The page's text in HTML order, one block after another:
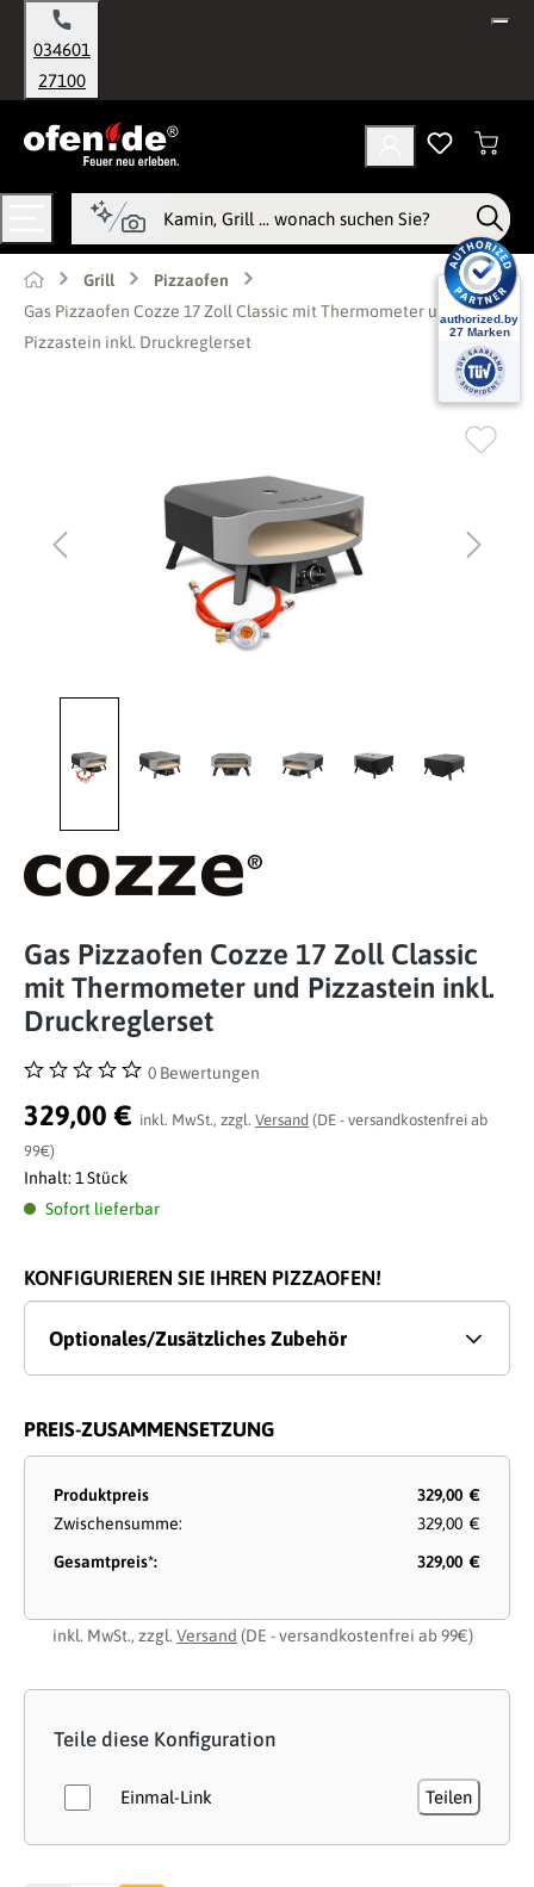
springen
034601
27100
Grill
Pizzaofen
Gas Pizzaofen Cozze 17 Zoll Classic mit Thermometer und
Pizzastein inkl. Druckreglerset
Gas Pizzaofen Cozze 17 Zoll Classic
mit Thermometer und Pizzastein inkl.
Druckreglerset
Durchschnittliche Bewertung von 0 von 5 Sternen
0 Bewertungen
329,00 € inkl. MwSt., zzgl. Versand (DE - versandkostenfrei ab
99€)
Inhalt: 1 Stück
Sofort lieferbar
KONFIGURIEREN SIE IHREN PIZZAOFEN!
Optionales/Zusätzliches Zubehör
PREIS-ZUSAMMENSETZUNG
Produktpreis
329,00 €
Zwischensumme:
329,00 €
Gesamtpreis*:
329,00 €
inkl. MwSt., zzgl. Versand (DE - versandkostenfrei ab 99€)
Teile diese Konfiguration
Einmal-Link Teilen